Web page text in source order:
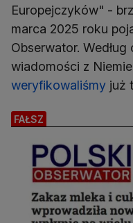
Europejczyków" -
marca 2025 roku
Obserwator.
wiadomości z
weryfikowaliśmy już
FAŁSZ